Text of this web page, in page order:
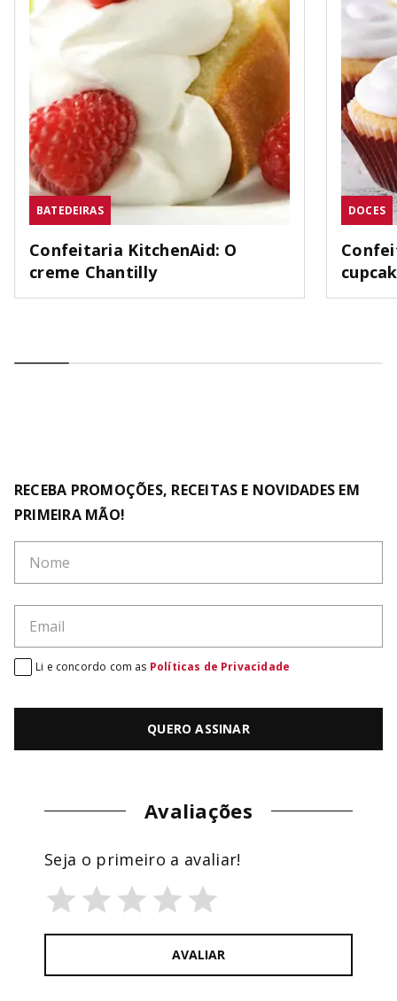
BATEDEIRAS
Confeitaria KitchenAid: O
creme Chantilly
DOCES
RECEBA PROMOÇÕES, RECEITAS E NOVIDADES EM
PRIMEIRA MÃO!
QUERO ASSINAR
Li e concordo com as Políticas de Privacidade
Avaliações
Seja o primeiro a avaliar!
AVALIAR